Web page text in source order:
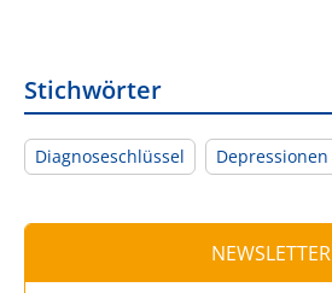
Stichwörter
Diagnoseschlüssel Depressionen
NEWSLETTER